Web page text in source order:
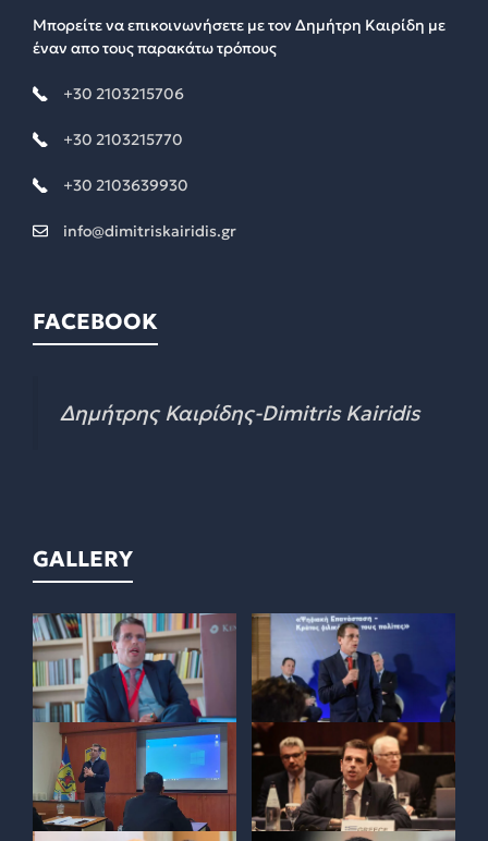
Μπορείτε να επικοινωνήσετε με τον Δημήτρη Καιρίδη με
έναν απο τους παρακάτω τρόπους
+30 2103215706
+30 2103215770
+30 2103639930
info@dimitriskairidis.gr
FACEBOOK
Δημήτρης Καιρίδης-Dimitris Kairidis
GALLERY